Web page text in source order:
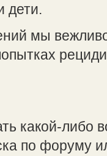
дети.
мы
какой-либо
по форуму